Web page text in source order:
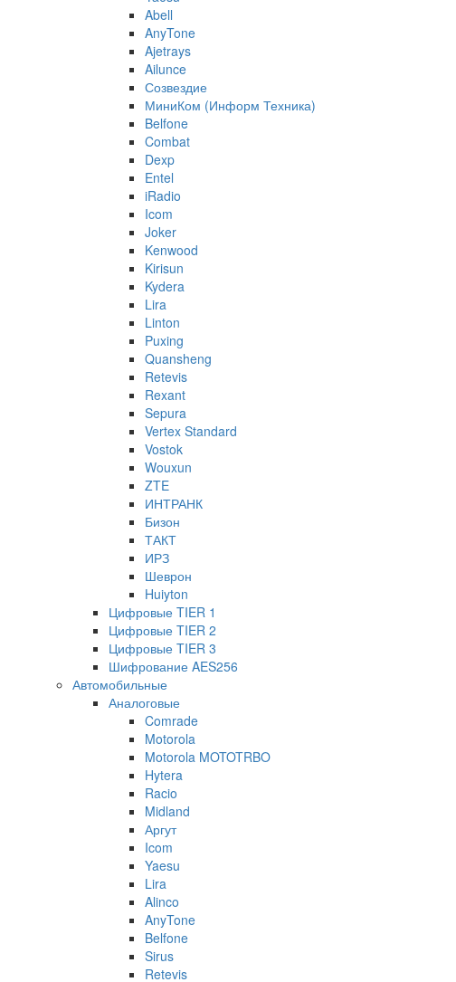
Abell
AnyTone
Ajetrays
Ailunce
Созвездие
МиниКом (Информ Техника)
Belfone
Combat
Dexp
Entel
iRadio
Icom
Joker
Kenwood
Kirisun
Kydera
Lira
Linton
Puxing
Quansheng
Retevis
Rexant
Sepura
Vertex Standard
Vostok
Wouxun
ZTE
ИНТРАНК
Бизон
ТАКТ
ИРЗ
Шеврон
Huiyton
Цифровые TIER 1
Цифровые TIER 2
Цифровые TIER 3
Шифрование AES256
Автомобильные
Аналоговые
Comrade
Motorola
Motorola MOTOTRBO
Hytera
Racio
Midland
Аргут
Icom
Yaesu
Lira
Alinco
AnyTone
Belfone
Sirus
Retevis